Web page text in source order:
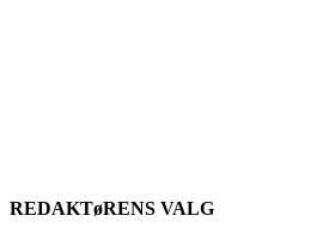
REDAKTøRENS VALG